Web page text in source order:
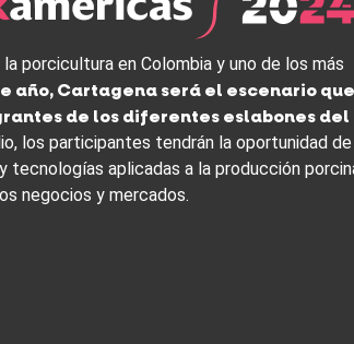
porcicultura en Colombia y uno de los más
año, Cartagena será el escenario que
de los diferentes eslabones
los participantes tendrán la oportunidad de
tecnologías aplicadas a la producción
negocios y mercados.